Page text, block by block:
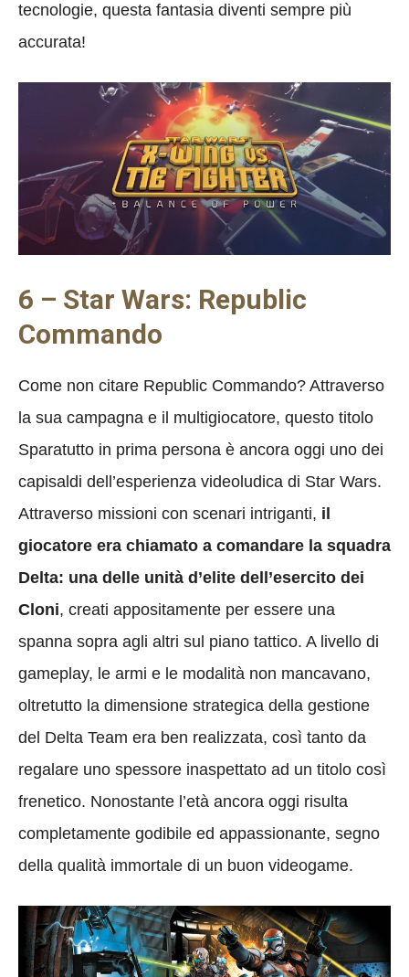
tecnologie, questa fantasia diventi sempre più
accurata!
6 – Star Wars: Republic
Commando
Come non citare Republic Commando? Attraverso
la sua campagna e il multigiocatore, questo titolo
Sparatutto in prima persona è ancora oggi uno dei
capisaldi dell’esperienza videoludica di Star Wars.
Attraverso missioni con scenari intriganti, il
giocatore era chiamato a comandare la squadra
Delta: una delle unità d’elite dell’esercito dei
Cloni, creati appositamente per essere una
spanna sopra agli altri sul piano tattico. A livello di
gameplay, le armi e le modalità non mancavano,
oltretutto la dimensione strategica della gestione
del Delta Team era ben realizzata, così tanto da
regalare uno spessore inaspettato ad un titolo così
frenetico. Nonostante l’età ancora oggi risulta
completamente godibile ed appassionante, segno
della qualità immortale di un buon videogame.